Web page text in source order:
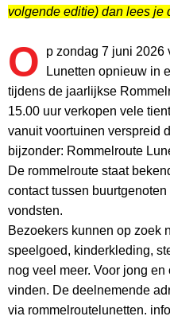
volgende editie) dan lees je
O
p zondag 7 juni 2026
Lunetten opnieuw in
tijdens de jaarlijkse
15.00 uur verkopen vele
vanuit voortuinen verspreid
bijzonder: Rommelroute
De rommelroute staat
contact tussen
vondsten.
Bezoekers kunnen op zoek
speelgoed, kinderkleding,
nog veel meer. Voor jong
vinden. De deelnemende
via rommelroutelunetten.